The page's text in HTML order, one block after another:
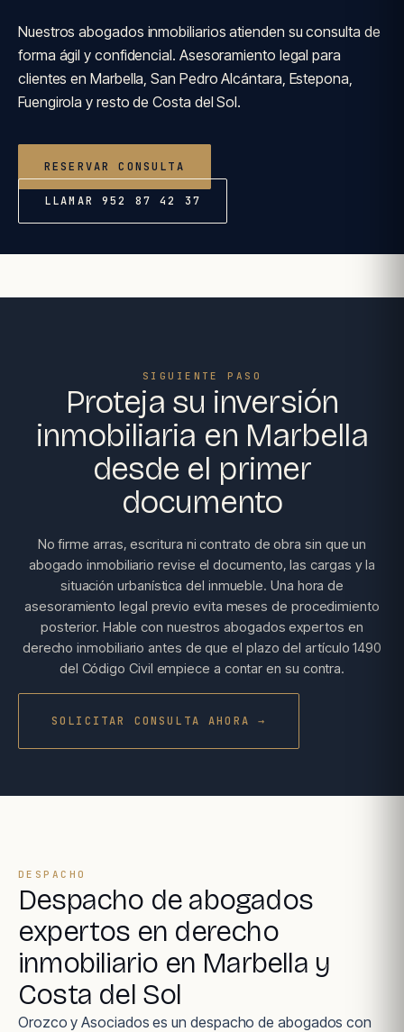
Nuestros abogados inmobiliarios atienden su consulta de
forma ágil y confidencial. Asesoramiento legal para
clientes en Marbella, San Pedro Alcántara, Estepona,
Fuengirola y resto de Costa del Sol.
RESERVAR CONSULTA
LLAMAR 952 87 42 37
SIGUIENTE PASO
Proteja su inversión
inmobiliaria en Marbella
desde el primer
documento
No firme arras, escritura ni contrato de obra sin que un
abogado inmobiliario revise el documento, las cargas y la
situación urbanística del inmueble. Una hora de
asesoramiento legal previo evita meses de procedimiento
posterior. Hable con nuestros abogados expertos en
derecho inmobiliario antes de que el plazo del artículo 1490
del Código Civil empiece a contar en su contra.
SOLICITAR CONSULTA AHORA →
DESPACHO
Despacho de abogados
expertos en derecho
inmobiliario en Marbella y
Costa del Sol
Orozco y Asociados es un despacho de abogados con